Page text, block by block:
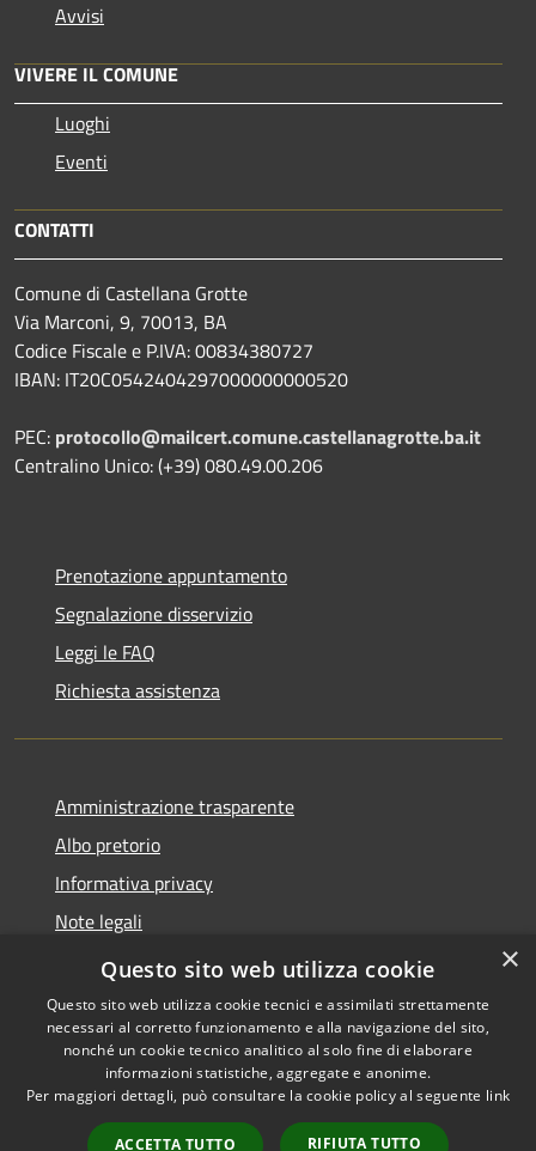
Avvisi
VIVERE IL COMUNE
Luoghi
Eventi
CONTATTI
Comune di Castellana Grotte
Via Marconi, 9, 70013, BA
Codice Fiscale e P.IVA: 00834380727
IBAN: IT20C0542404297000000000520
PEC: protocollo@mailcert.comune.castellanagrotte.ba.it
Centralino Unico: (+39) 080.49.00.206
Prenotazione appuntamento
Segnalazione disservizio
Leggi le FAQ
Richiesta assistenza
Amministrazione trasparente
Albo pretorio
Informativa privacy
Note legali
Dichiarazione di accessibilità
Accessibilità
Copyright © 2026 • Comune di
Castellana Grotte • Powered
byMunicipium Accesso
×
Questo sito web utilizza cookie
Questo sito web utilizza cookie tecnici e assimilati strettamente
necessari al corretto funzionamento e alla navigazione del sito,
nonché un cookie tecnico analitico al solo fine di elaborare
informazioni statistiche, aggregate e anonime.
Per maggiori dettagli, può consultare la cookie policy al seguente link
ACCETTA TUTTO RIFIUTA TUTTO